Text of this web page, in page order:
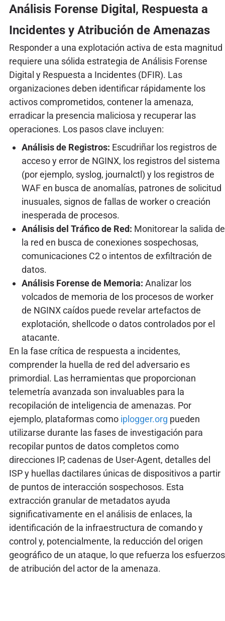
Análisis Forense Digital, Respuesta a
Incidentes y Atribución de Amenazas
Responder a una explotación activa de esta magnitud
requiere una sólida estrategia de Análisis Forense
Digital y Respuesta a Incidentes (DFIR). Las
organizaciones deben identificar rápidamente los
activos comprometidos, contener la amenaza,
erradicar la presencia maliciosa y recuperar las
operaciones. Los pasos clave incluyen:
Análisis de Registros: Escudriñar los registros de
acceso y error de NGINX, los registros del sistema
(por ejemplo, syslog, journalctl) y los registros de
WAF en busca de anomalías, patrones de solicitud
inusuales, signos de fallas de worker o creación
inesperada de procesos.
Análisis del Tráfico de Red: Monitorear la salida de
la red en busca de conexiones sospechosas,
comunicaciones C2 o intentos de exfiltración de
datos.
Análisis Forense de Memoria: Analizar los
volcados de memoria de los procesos de worker
de NGINX caídos puede revelar artefactos de
explotación, shellcode o datos controlados por el
atacante.
En la fase crítica de respuesta a incidentes,
comprender la huella de red del adversario es
primordial. Las herramientas que proporcionan
telemetría avanzada son invaluables para la
recopilación de inteligencia de amenazas. Por
ejemplo, plataformas como iplogger.org pueden
utilizarse durante las fases de investigación para
recopilar puntos de datos completos como
direcciones IP, cadenas de User-Agent, detalles del
ISP y huellas dactilares únicas de dispositivos a partir
de puntos de interacción sospechosos. Esta
extracción granular de metadatos ayuda
significativamente en el análisis de enlaces, la
identificación de la infraestructura de comando y
control y, potencialmente, la reducción del origen
geográfico de un ataque, lo que refuerza los esfuerzos
de atribución del actor de la amenaza.